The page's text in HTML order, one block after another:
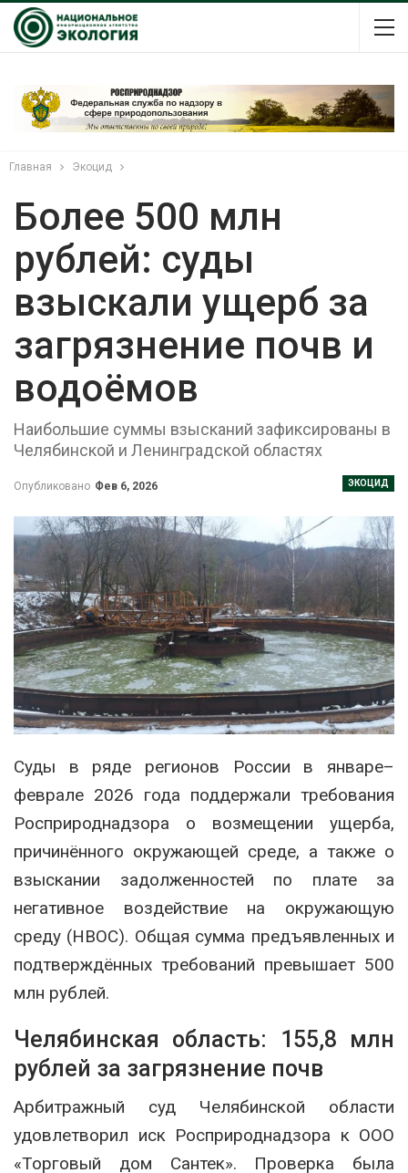
Главная Экоцид
Более 500 млн
рублей: суды
взыскали ущерб за
загрязнение почв и
водоёмов
Наибольшие суммы взысканий зафиксированы в
Челябинской и Ленинградской областях
ЭКОЦИД
Опубликовано Фев 6, 2026
Суды в ряде регионов России в январе–
феврале 2026 года поддержали требования
Росприроднадзора о возмещении ущерба,
причинённого окружающей среде, а также о
взыскании задолженностей по плате за
негативное воздействие на окружающую
среду (НВОС). Общая сумма предъявленных и
подтверждённых требований превышает 500
млн рублей.
Челябинская область: 155,8 млн
рублей за загрязнение почв
Арбитражный суд Челябинской области
удовлетворил иск Росприроднадзора к ООО
«Торговый дом Сантек». Проверка была